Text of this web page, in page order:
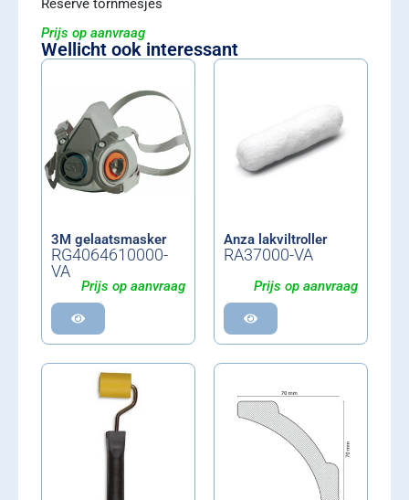
Reserve tornmesjes
Prijs op aanvraag
Wellicht ook interessant
3M gelaatsmasker
RG4064610000-
VA
Prijs op aanvraag
Anza lakviltroller
RA37000-VA
Prijs op aanvraag